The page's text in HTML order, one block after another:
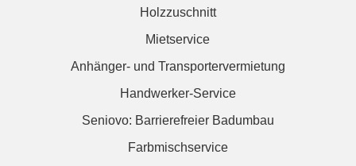
Holzzuschnitt
Mietservice
Anhänger- und Transportervermietung
Handwerker-Service
Seniovo: Barrierefreier Badumbau
Farbmischservice